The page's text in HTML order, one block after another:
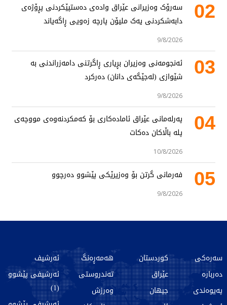
02
سەرۆک وەزیرانی عێراق وادەی دەستپێکردنی پڕۆژەی
دابەشکردنی یەک ملیۆن پارچە زەویی ڕاگەیاند
9/8/2026
03
ئەنجومەنی وەزیران بڕیاری ڕاگرتنی دامەزراندنی بە
شێوازی (لەجێگەی دانان) دەرکرد
9/8/2026
04
پەرلەمانی عێراق ئامادەکاری بۆ کەمکردنەوەی مووچەی
پلە باڵاکان دەکات
10/8/2026
05 فەرمانی گرتن بۆ وەزیرێکی پێشوو دەرچوو
9/8/2026
سەرەکی
دەربارە
پەیوەندی
کوردستان
عێراق
جیهان
هەمەڕەنگ
تەندروستی
وەرزش
ئەرشیف
ئەرشیفی پێشوو
(1)